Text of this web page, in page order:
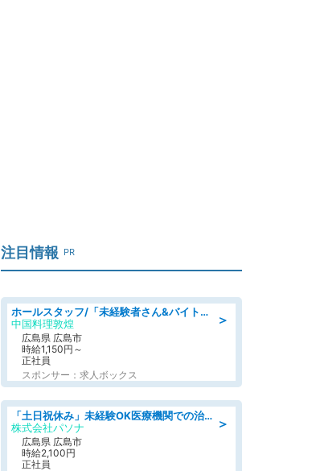
注目情報 PR
＞
ホールスタッフ/「未経験者さん&バイトデビューも大歓迎」残業ほぼなし×1日3時間〜勤務OK!フォロー体制も充実/広島県/広島市南区
中国料理敦煌
広島県 広島市
時給1,150円～
正社員
スポンサー：求人ボックス
＞
「土日祝休み」未経験OK医療機関での治験コーディネーターのお仕事
株式会社パソナ
広島県 広島市
時給2,100円
正社員